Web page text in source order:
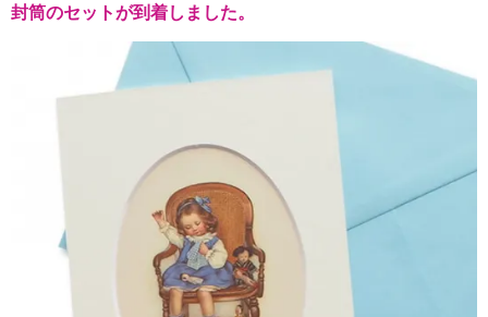
封筒のセットが到着しました。